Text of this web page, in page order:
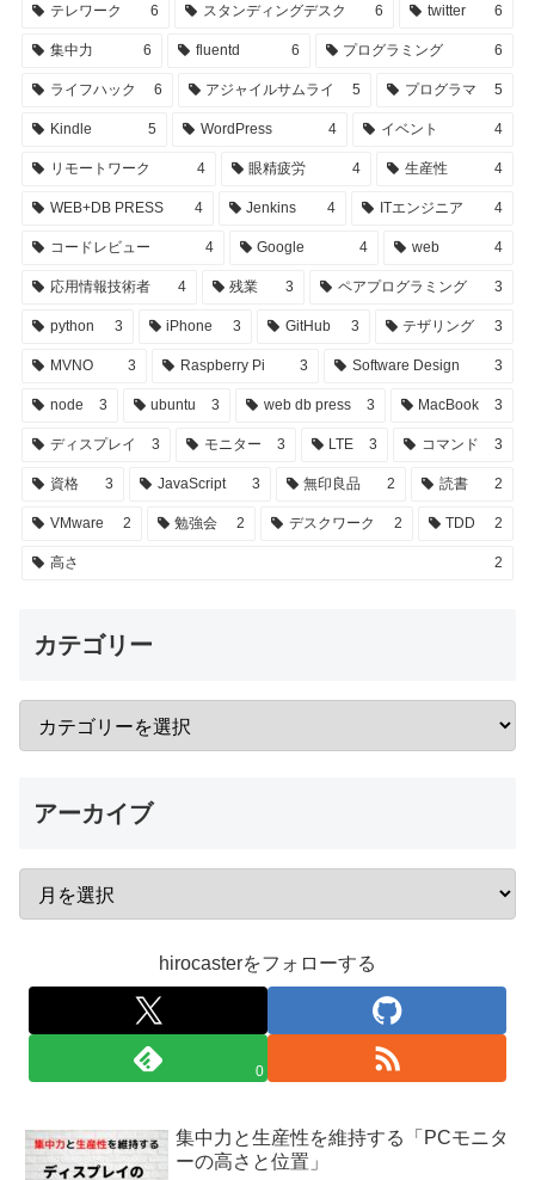
テレワーク 6 スタンディングデスク 6 twitter 6
集中力 6 fluentd 6 プログラミング 6
ライフハック 6 アジャイルサムライ 5 プログラマ 5
Kindle 5 WordPress 4 イベント 4
リモートワーク 4 眼精疲労 4 生産性 4
WEB+DB PRESS 4 Jenkins 4 ITエンジニア 4
コードレビュー 4 Google 4 web 4
応用情報技術者 4 残業 3 ペアプログラミング 3
python 3 iPhone 3 GitHub 3 テザリング 3
MVNO 3 Raspberry Pi 3 Software Design 3
node 3 ubuntu 3 web db press 3 MacBook 3
ディスプレイ 3 モニター 3 LTE 3 コマンド 3
資格 3 JavaScript 3 無印良品 2 読書 2
VMware 2 勉強会 2 デスクワーク 2 TDD 2
高さ 2
カテゴリー
アーカイブ
hirocasterをフォローする
0
集中力と生産性を維持する「PCモニタ
ーの高さと位置」